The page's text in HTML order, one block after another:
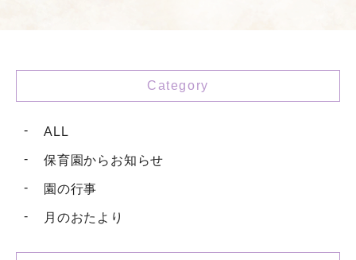
Category
ALL
保育園からお知らせ
園の行事
月のおたより